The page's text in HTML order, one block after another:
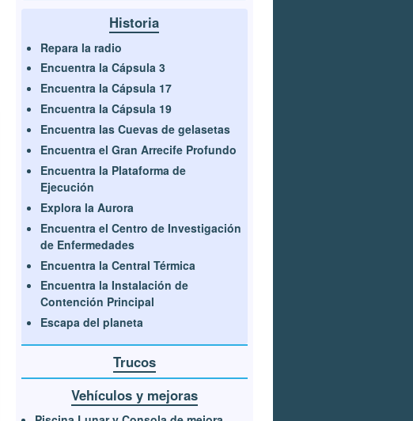
Historia
Repara la radio
Encuentra la Cápsula 3
Encuentra la Cápsula 17
Encuentra la Cápsula 19
Encuentra las Cuevas de gelasetas
Encuentra el Gran Arrecife Profundo
Encuentra la Plataforma de
Ejecución
Explora la Aurora
Encuentra el Centro de Investigación
de Enfermedades
Encuentra la Central Térmica
Encuentra la Instalación de
Contención Principal
Escapa del planeta
Trucos
Vehículos y mejoras